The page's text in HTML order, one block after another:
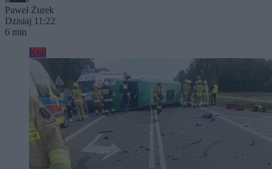
Paweł Żurek
Dzisiaj 11:22
6 min
Kraj